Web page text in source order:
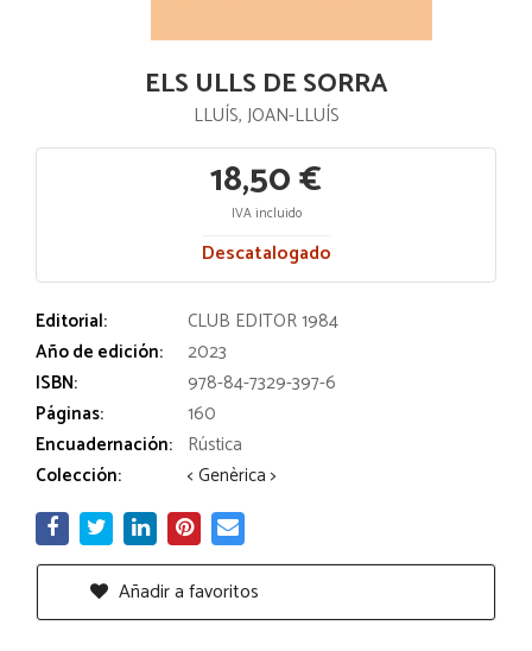
ELS ULLS DE SORRA
LLUÍS, JOAN-LLUÍS
18,50 €
IVA incluido
Descatalogado
Editorial:
CLUB EDITOR 1984
Año de edición:
2023
ISBN:
978-84-7329-397-6
Páginas:
160
Encuadernación: Rústica
Colección:
< Genèrica >
Añadir a favoritos